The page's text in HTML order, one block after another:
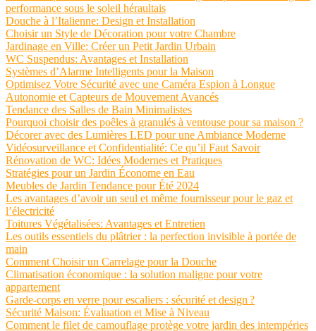
performance sous le soleil héraultais
Douche à l’Italienne: Design et Installation
Choisir un Style de Décoration pour votre Chambre
Jardinage en Ville: Créer un Petit Jardin Urbain
WC Suspendus: Avantages et Installation
Systèmes d’Alarme Intelligents pour la Maison
Optimisez Votre Sécurité avec une Caméra Espion à Longue
Autonomie et Capteurs de Mouvement Avancés
Tendance des Salles de Bain Minimalistes
Pourquoi choisir des poêles à granulés à ventouse pour sa maison ?
Décorer avec des Lumières LED pour une Ambiance Moderne
Vidéosurveillance et Confidentialité: Ce qu’il Faut Savoir
Rénovation de WC: Idées Modernes et Pratiques
Stratégies pour un Jardin Économe en Eau
Meubles de Jardin Tendance pour Été 2024
Les avantages d’avoir un seul et même fournisseur pour le gaz et
l’électricité
Toitures Végétalisées: Avantages et Entretien
Les outils essentiels du plâtrier : la perfection invisible à portée de
main
Comment Choisir un Carrelage pour la Douche
Climatisation économique : la solution maligne pour votre
appartement
Garde-corps en verre pour escaliers : sécurité et design ?
Sécurité Maison: Évaluation et Mise à Niveau
Comment le filet de camouflage protège votre jardin des intempéries